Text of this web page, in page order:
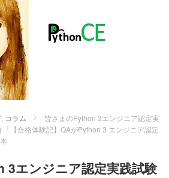
, コラム
皆さまのPython 3エンジニア認定実
【合格体験記】QAがPython 3 エンジニア認定
3エンジニア認定実践試験